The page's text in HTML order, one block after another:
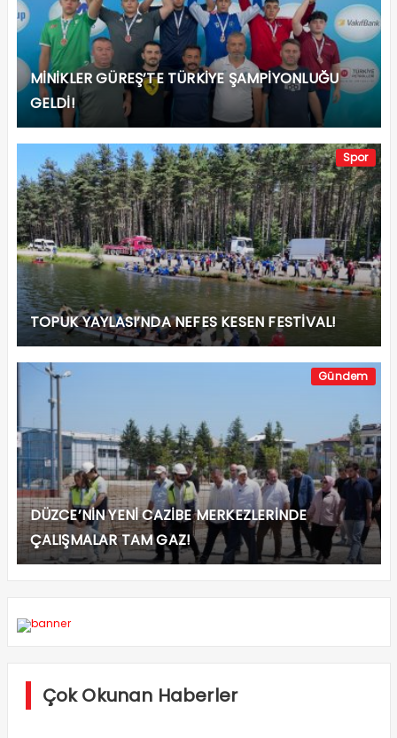
MİNİKLER GÜREŞ’TE TÜRKİYE ŞAMPİYONLUĞU
GELDİ!
Spor
TOPUK YAYLASI’NDA NEFES KESEN FESTİVAL!
Gündem
DÜZCE’NİN YENİ CAZİBE MERKEZLERİNDE
ÇALIŞMALAR TAM GAZ!
Çok Okunan Haberler